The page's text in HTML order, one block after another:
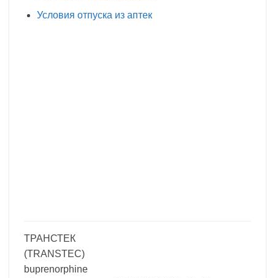
Условия отпуска из аптек
ТРАНСТЕК
(TRANSTEC)
buprenorphine